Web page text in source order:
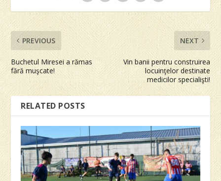
PREVIOUS
Buchetul Miresei a rămas
fără muşcate!
NEXT
Vin banii pentru construirea
locuinţelor destinate
medicilor specialişti!
RELATED POSTS